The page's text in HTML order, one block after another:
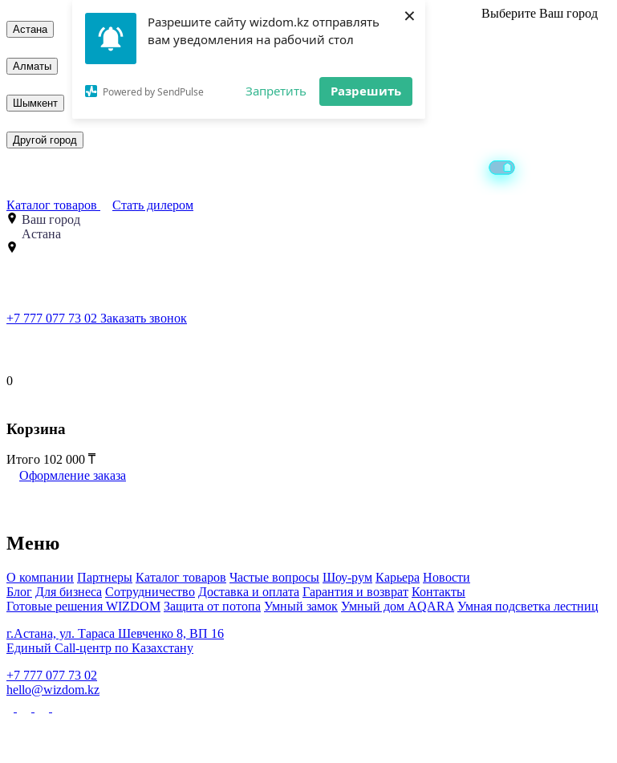
Разрешите сайту wizdom.kz отправлять
вам уведомления на рабочий стол
Powered by SendPulse Запретить Разрешить
× Выберите Ваш город
Астана
Алматы
Шымкент
Другой город
Каталог товаров
Стать дилером
Ваш город
Астана
+7 777 077 73 02 Заказать звонок
0
Корзина
Итого 102 000
Оформление заказа
Меню
О компании Партнеры Каталог товаров Частые вопросы Шоу-рум Карьера Новости
Блог Для бизнеса Сотрудничество Доставка и оплата Гарантия и возврат Контакты
Готовые решения WIZDOM Защита от потопа Умный замок Умный дом AQARA Умная подсветка лестниц
г.Астана, ул. Тараса Шевченко 8, ВП 16
Единый Call-центр по Казахстану
+7 777 077 73 02
hello@wizdom.kz